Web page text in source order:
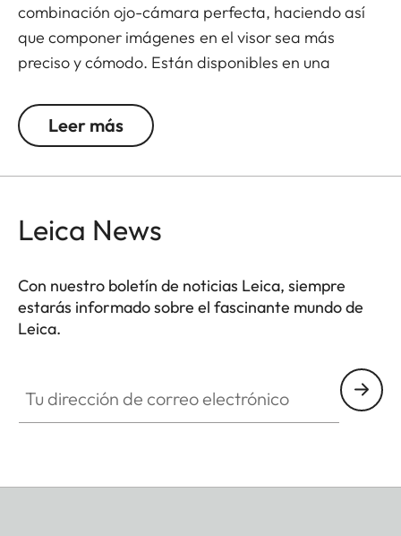
combinación ojo-cámara perfecta, haciendo así
que componer imágenes en el visor sea más
preciso y cómodo. Están disponibles en una
debe tener en cuenta que el visor Leica M está
predefinido por defecto en -0,5 dioptrías para
Leer más
Leica News
Con nuestro boletín de noticias Leica, siempre
estarás informado sobre el fascinante mundo de
Leica.